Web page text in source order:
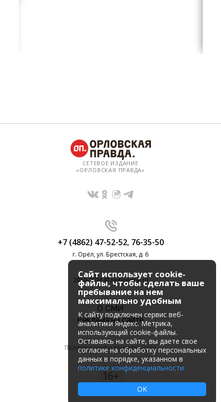
СЕТЕВОЕ ИЗДАНИЕ
«ОРЛОВСКАЯ ПРАВДА»
+7 (4862) 47-52-52, 76-35-50
г. Орёл, ул. Брестская, д. 6
2010-2026 © regionorel.ru
О СМИ
Реклама на сайте
Политика конфиденциальности
16+
Сайт использует cookie-
файлы, чтобы сделать ваше
пребывание на нем
максимально удобным
К cайту подключен сервис веб-
аналитики Яндекс. Метрика,
использующий cookie-файлы.
Оставаясь на сайте, вы даете свое
согласие на обработку персональных
данных в порядке, указанном в
политике конфиденциальности
OK